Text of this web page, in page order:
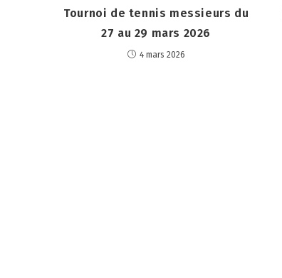
Tournoi de tennis messieurs du
27 au 29 mars 2026
4 mars 2026